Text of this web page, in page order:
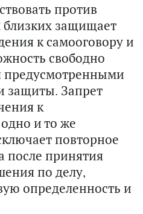
против
близких защищает
к самооговору и
свободно
предусмотренными
защиты. Запрет
к
и то же
повторное
после принятия
по делу,
определенность и